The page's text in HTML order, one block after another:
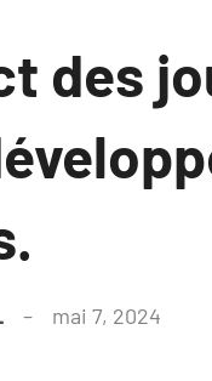
des
mai 7, 2024